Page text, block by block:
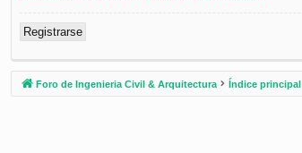
Registrarse
Foro de Ingenieria Civil & Arquitectura Índice principal